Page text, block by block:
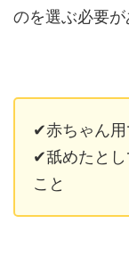
のを選ぶ必要が
✔赤ちゃん用
✔舐めたとし
こと